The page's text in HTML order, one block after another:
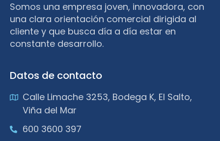
Somos una empresa joven, innovadora, con
una clara orientación comercial dirigida al
cliente y que busca día a día estar en
constante desarrollo.
Datos de contacto
Calle Limache 3253, Bodega K, El Salto,
Viña del Mar
600 3600 397